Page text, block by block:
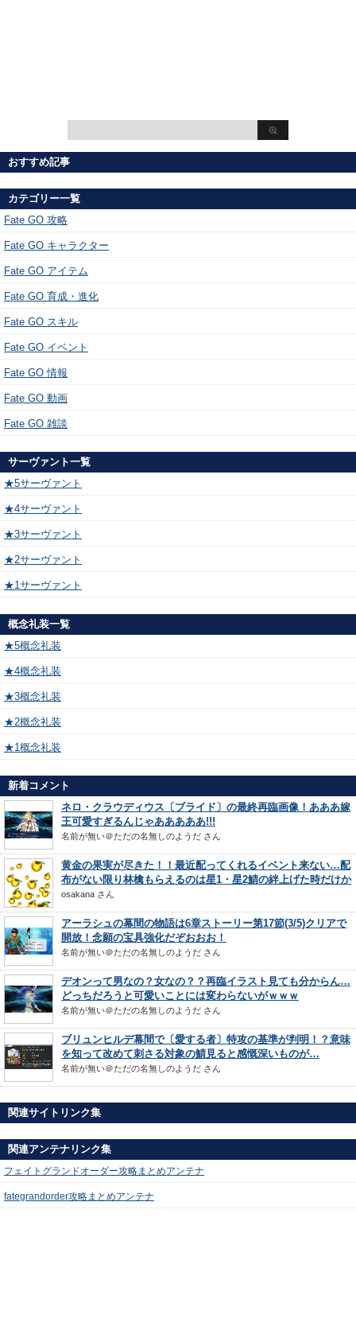
おすすめ記事
カテゴリー一覧
Fate GO 攻略
Fate GO キャラクター
Fate GO アイテム
Fate GO 育成・進化
Fate GO スキル
Fate GO イベント
Fate GO 情報
Fate GO 動画
Fate GO 雑談
サーヴァント一覧
★5サーヴァント
★4サーヴァント
★3サーヴァント
★2サーヴァント
★1サーヴァント
概念礼装一覧
★5概念礼装
★4概念礼装
★3概念礼装
★2概念礼装
★1概念礼装
新着コメント
ネロ・クラウディウス〔ブライド〕の最終再臨画像！あああ嫁
王可愛すぎるんじゃあああああ!!!
名前が無い＠ただの名無しのようだ さん
黄金の果実が尽きた！！最近配ってくれるイベント来ない…配
布がない限り林檎もらえるのは星1・星2鯖の絆上げた時だけか
osakana さん
アーラシュの幕間の物語は6章ストーリー第17節(3/5)クリアで
開放！念願の宝具強化だぞおおお！
名前が無い＠ただの名無しのようだ さん
デオンって男なの？女なの？？再臨イラスト見ても分からん…
どっちだろうと可愛いことには変わらないがｗｗｗ
名前が無い＠ただの名無しのようだ さん
ブリュンヒルデ幕間で〔愛する者〕特攻の基準が判明！？意味
を知って改めて刺さる対象の鯖見ると感慨深いものが…
名前が無い＠ただの名無しのようだ さん
関連サイトリンク集
関連アンテナリンク集
フェイトグランドオーダー攻略まとめアンテナ
fategrandorder攻略まとめアンテナ